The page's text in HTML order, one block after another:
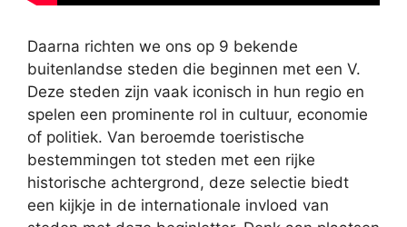
Daarna richten we ons op 9 bekende
buitenlandse steden die beginnen met een V.
Deze steden zijn vaak iconisch in hun regio en
spelen een prominente rol in cultuur, economie
of politiek. Van beroemde toeristische
bestemmingen tot steden met een rijke
historische achtergrond, deze selectie biedt
een kijkje in de internationale invloed van